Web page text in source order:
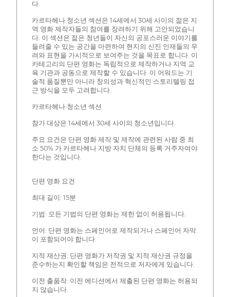
다.
카르타헤나 청소년 섹션은 14세에서 30세 사이의 젊은 지
역 영화 제작자들의 참여를 장려하기 위해 고안되었습니
다. 이 섹션은 젊은 청년들이 자신의 공포스러운 이야기를
들려줄 수 있는 공간을 마련하여 현지의 신진 인재들의 우
려와 표현을 가시적으로 보여주는 것을 목표로 합니다. 이
카테고리의 단편 영화는 독립적으로 제작하거나 지역 교
육 기관과 공동으로 제작할 수 있습니다. 이 어워드는 기
술적 품질뿐만 아니라 창의성과 혁신적인 스토리텔링 접
근 방식을 모두 고려합니다.
카르타헤나 청소년 섹션
참가 대상은 14세에서 30세 사이의 청소년입니다.
주요 요건은 단편 영화 제작 및 제작에 관련된 사람 중 최
소 50% 가 카르타헤나 지방 자치 단체의 등록 거주자여야
한다는 것입니다.
단편 영화 요건
최대 길이: 15분
기법: 모든 기법의 단편 영화는 제한 없이 허용됩니다.
언어: 단편 영화는 스페인어로 제작되거나 스페인어 자막
이 포함되어야 합니다.
지적 재산권: 단편 영화가 저작권 및 지적 재산권 규정을
준수하는지 확인할 책임은 전적으로 저자에게 있습니다.
이전 출품작: 이전 에디션에서 제출된 단편 영화는 허용되
지 않습니다.